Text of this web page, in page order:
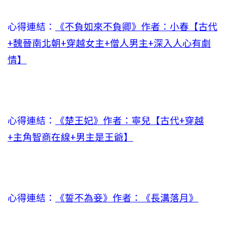
心得連結：
《不負如來不負卿》作者：小春【古代
+魏晉南北朝+穿越女主+僧人男主+深入人心有劇
情】
心得連結：
《楚王妃》作者：寧兒【古代+穿越
+主角智商在線+男主是王爺】
心得連結： 《誓不為妾》作者：《長溝落月》